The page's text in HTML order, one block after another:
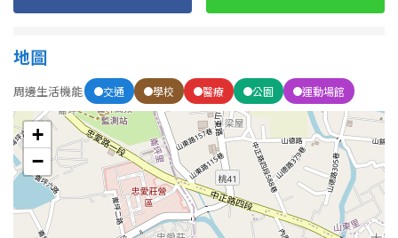
屋齡
不拘
5 年以下
5-10 年 10-20 年
20-30 年 30-40 年
地圖
周邊生活機能 交通 學校 醫療 公園 運動場館
+
−